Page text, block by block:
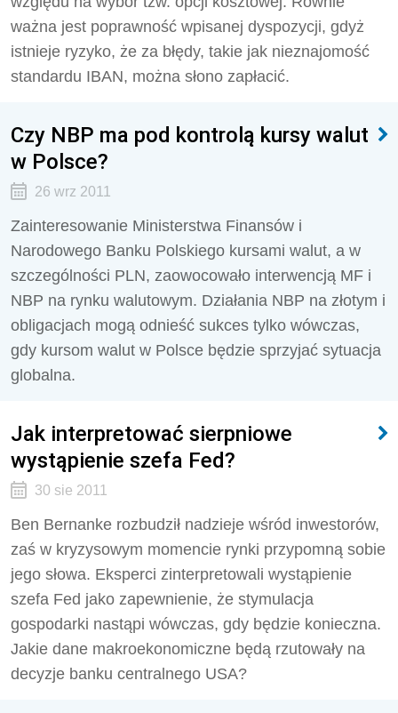
ważna jest poprawność wpisanej dyspozycji, gdyż
istnieje ryzyko, że za błędy, takie jak nieznajomość
standardu IBAN, można słono zapłacić.
Czy NBP ma pod kontrolą kursy walut
w Polsce?
26 wrz 2011
Zainteresowanie Ministerstwa Finansów i
Narodowego Banku Polskiego kursami walut, a w
szczególności PLN, zaowocowało interwencją MF i
NBP na rynku walutowym. Działania NBP na złotym i
obligacjach mogą odnieść sukces tylko wówczas,
gdy kursom walut w Polsce będzie sprzyjać sytuacja
globalna.
Jak interpretować sierpniowe
wystąpienie szefa Fed?
30 sie 2011
Ben Bernanke rozbudził nadzieje wśród inwestorów,
zaś w kryzysowym momencie rynki przypomną sobie
jego słowa. Eksperci zinterpretowali wystąpienie
szefa Fed jako zapewnienie, że stymulacja
gospodarki nastąpi wówczas, gdy będzie konieczna.
Jakie dane makroekonomiczne będą rzutowały na
decyzje banku centralnego USA?